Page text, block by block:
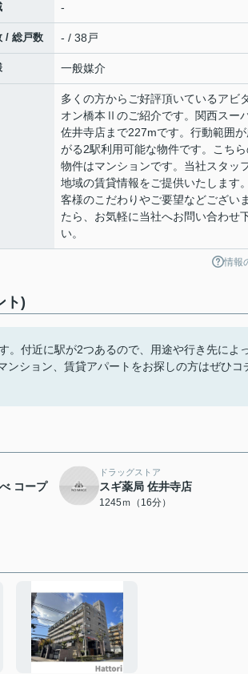
-
/ 総戸数 - / 38戸
一般媒介
多くの方からご好評頂いているアビ
オン橋本Ⅱのご紹介です。関西スー
佐井寺店まで227mです。行動範囲
がる2駅利用可能な物件です。こち
物件はマンションです。当社スタッ
地域の賃貸情報をご提供いたします
客様のこだわりやご要望などござい
たら、お気軽に当社へお問い合わせ
い。
情報
ト)
。付近に駅が2つあるので、用途や行き先によ
ション、賃貸アパートをお探しの方はぜひコ
コープ
ドラッグストア
スギ薬局 佐井寺店
1245ｍ（16分）